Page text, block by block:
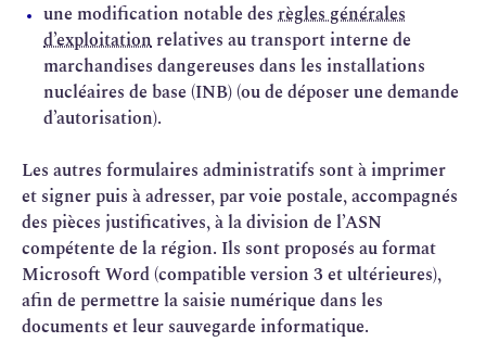
une modification notable des règles générales
d’exploitationrelatives au transport interne de
marchandises dangereuses dans les installations
nucléaires de base (INB) (ou de déposer une demande
d’autorisation).
Les autres formulaires administratifs sont à imprimer
et signer puis à adresser, par voie postale, accompagnés
des pièces justificatives, à la division de l’ASN
compétente de la région. Ils sont proposés au format
Microsoft Word (compatible version 3 et ultérieures),
afin de permettre la saisie numérique dans les
documents et leur sauvegarde informatique.